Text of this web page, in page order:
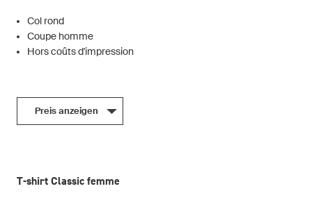
Col rond
Coupe homme
Hors coûts d'impression
Preis anzeigen
T-shirt Classic femme